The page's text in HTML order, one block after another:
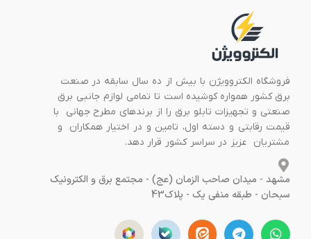
فروشگاه الکتروویژن با بیش از ده سال سابقه در صنعت
برق کشور همواره کوشیده است تا تمامی لوازم جانبی برق
صنعتی و تجهیزات تابلو برق را از برندهای مطرح جهانی با
قیمت رقابتی و دسته اول، تامین و در اختیار همکاران و
مشتریان عزیز در سراسر کشور قرار دهد.
مشهد - میدان صاحب الزمان (عج) - مجتمع برق و الکترونیک
سبحان - طبقه منفی یک - پلاک43